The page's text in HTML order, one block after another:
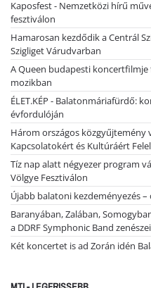
Kaposfest - Nemzetközi hírű
fesztiválon
Hamarosan kezdődik a Centrál
Szigliget Várudvarban
A Queen budapesti koncertfilmje
mozikban
ÉLET.KÉP - Balatonmáriafürdő:
évfordulóján
Három országos közgyűjtemény
Kapcsolatokért és Kultúráért
Tíz nap alatt négyezer program
Völgye Fesztiválon
Újabb balatoni kezdeményezés
Baranyában, Zalában,
a DDRF Symphonic Band
Két koncertet is ad Zorán idén